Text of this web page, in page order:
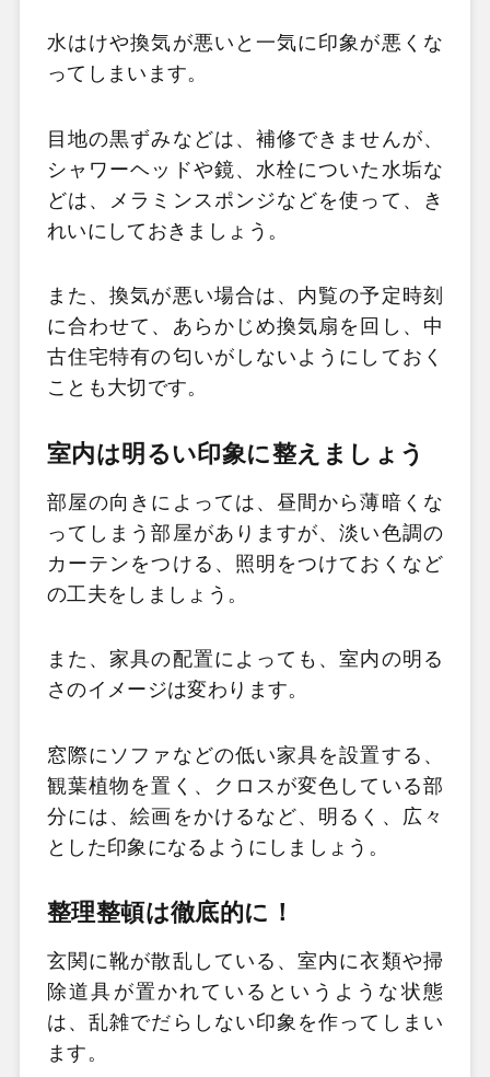
水はけや換気が悪いと一気に印象が悪くな
ってしまいます。
目地の黒ずみなどは、補修できませんが、
シャワーヘッドや鏡、水栓についた水垢な
どは、メラミンスポンジなどを使って、き
れいにしておきましょう。
また、換気が悪い場合は、内覧の予定時刻
に合わせて、あらかじめ換気扇を回し、中
古住宅特有の匂いがしないようにしておく
ことも大切です。
室内は明るい印象に整えましょう
部屋の向きによっては、昼間から薄暗くな
ってしまう部屋がありますが、淡い色調の
カーテンをつける、照明をつけておくなど
の工夫をしましょう。
また、家具の配置によっても、室内の明る
さのイメージは変わります。
窓際にソファなどの低い家具を設置する、
観葉植物を置く、クロスが変色している部
分には、絵画をかけるなど、明るく、広々
とした印象になるようにしましょう。
整理整頓は徹底的に！
玄関に靴が散乱している、室内に衣類や掃
除道具が置かれているというような状態
は、乱雑でだらしない印象を作ってしまい
ます。